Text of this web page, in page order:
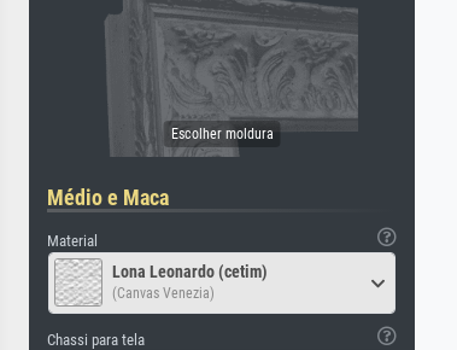
Médio e Maca
Material
Lona Leonardo (cetim)
(Canvas Venezia)
Chassi para tela